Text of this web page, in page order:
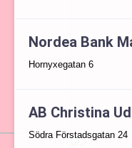
Nordea Bank
Hornyxegatan 6
AB Christina
Södra Förstadsgatan 24